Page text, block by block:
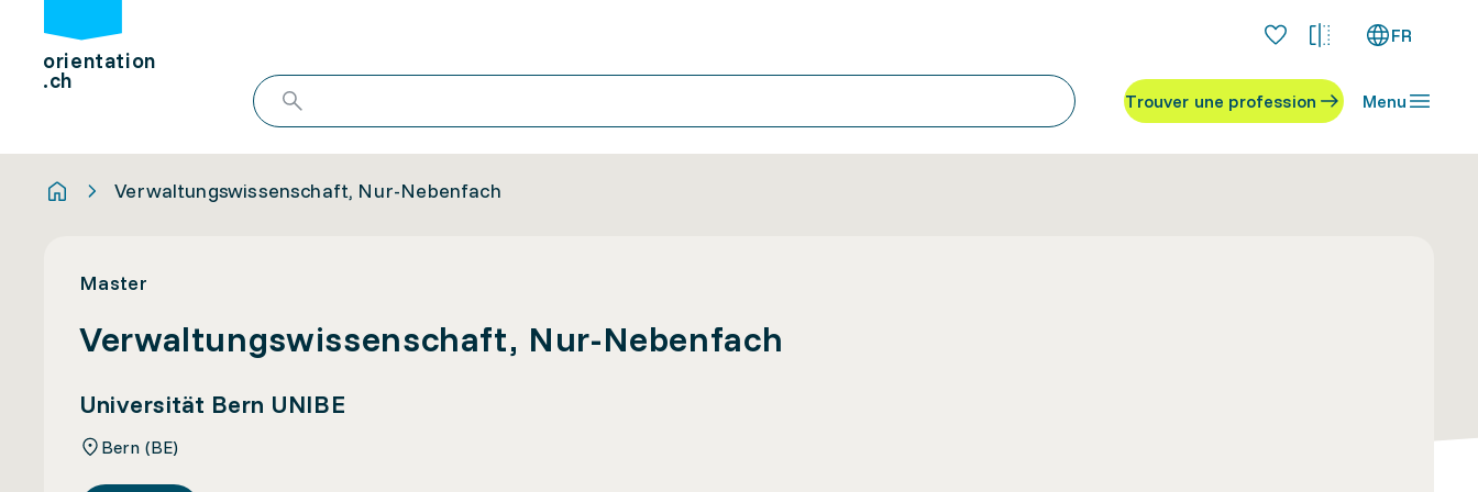
orientation
.ch
FR
Trouver une profession Menu
Verwaltungswissenschaft, Nur-Nebenfach
Master
Verwaltungswissenschaft, Nur-Nebenfach
Universität Bern UNIBE
Bern (BE)